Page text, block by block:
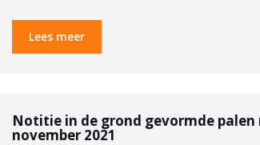
Lees meer
Notitie in de grond gevormde
november 2021